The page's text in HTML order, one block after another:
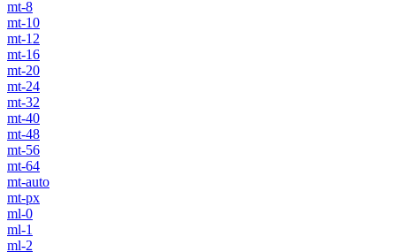
mt-8
mt-10
mt-12
mt-16
mt-20
mt-24
mt-32
mt-40
mt-48
mt-56
mt-64
mt-auto
mt-px
ml-0
ml-1
ml-2